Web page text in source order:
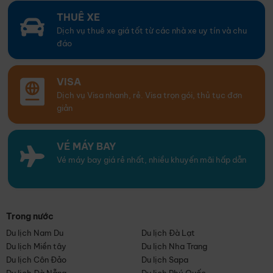
THUÊ XE
Dịch vụ thuê xe giá tốt từ các nhà xe uy tín và chu
đáo
VISA
Dịch vụ Visa nhanh, rẻ. Visa trọn gói, thủ tục đơn
giản
VÉ MÁY BAY
Vé máy bay giá rẻ nhất, nhiều khuyến mãi hấp dẫn
Trong nước
Du lịch Nam Du
Du lịch Đà Lạt
Du lịch Miền tây
Du lịch Nha Trang
Du lịch Côn Đảo
Du lịch Sapa